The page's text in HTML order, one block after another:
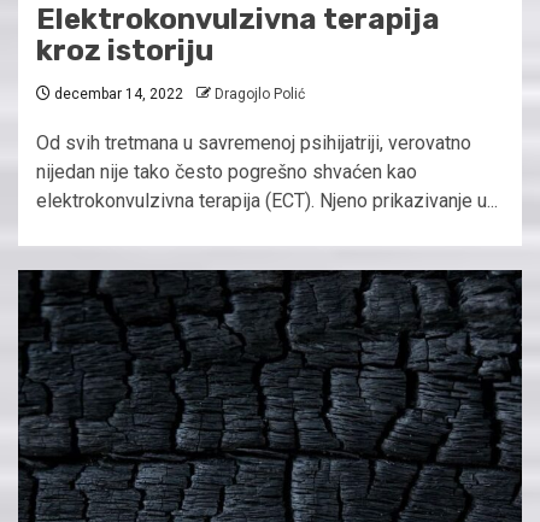
Elektrokonvulzivna terapija
kroz istoriju
decembar 14, 2022 Dragojlo Polić
Od svih tretmana u savremenoj psihijatriji, verovatno
nijedan nije tako često pogrešno shvaćen kao
elektrokonvulzivna terapija (ECT). Njeno prikazivanje u...